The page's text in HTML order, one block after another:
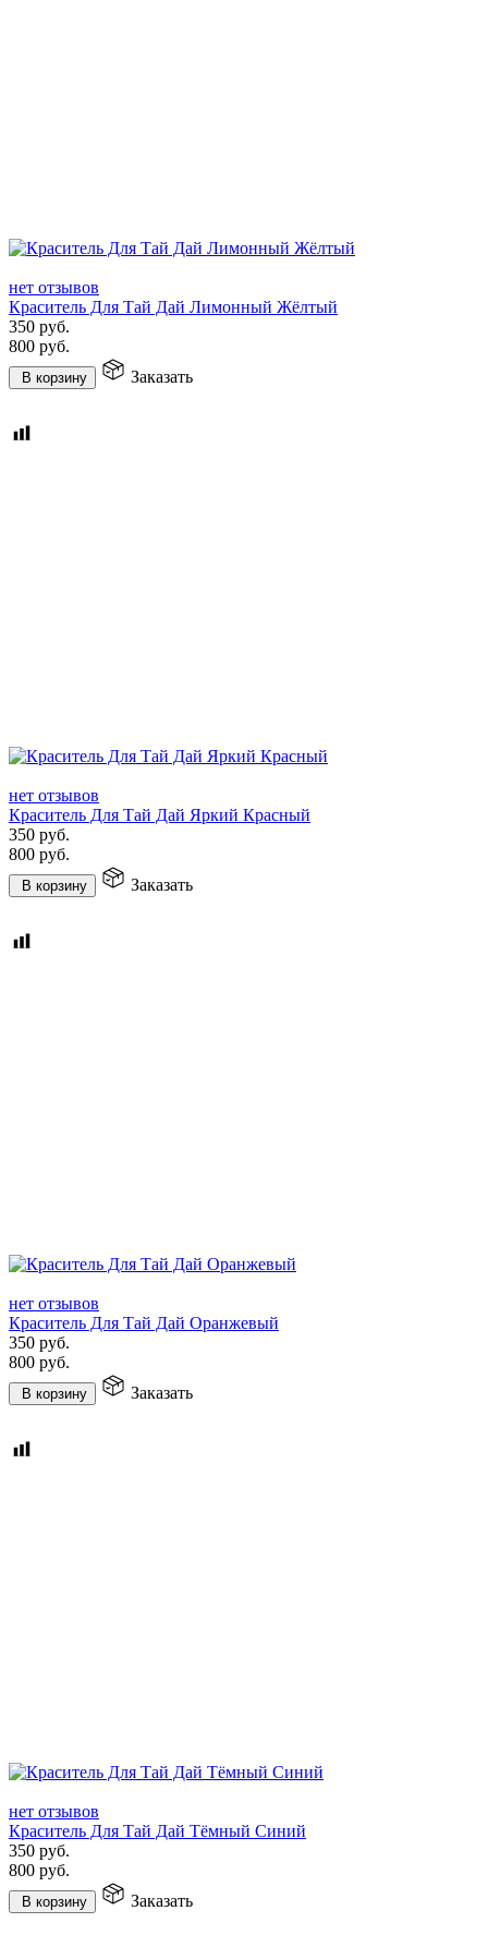
нет отзывов
Краситель Для Тай Дай Лимонный Жёлтый
350 руб.
800 руб.
В корзину Заказать
нет отзывов
Краситель Для Тай Дай Яркий Красный
350 руб.
800 руб.
В корзину Заказать
нет отзывов
Краситель Для Тай Дай Оранжевый
350 руб.
800 руб.
В корзину Заказать
нет отзывов
Краситель Для Тай Дай Тёмный Синий
350 руб.
800 руб.
В корзину Заказать